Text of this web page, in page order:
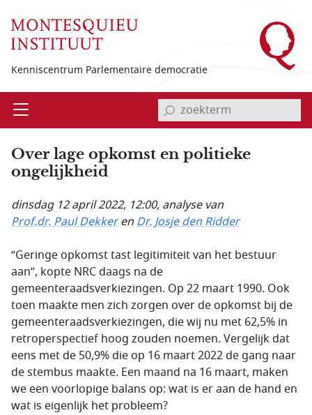
Kenniscentrum Parlementaire democratie
Open invoerveld zoekterm
Over lage opkomst en politieke
ongelijkheid
dinsdag 12 april 2022, 12:00, analyse van
Prof.dr. Paul DekkerenDr. Josje den Ridder
“Geringe opkomst tast legitimiteit van het bestuur
aan”, kopte NRC daags na de
gemeenteraadsverkiezingen. Op 22 maart 1990. Ook
toen maakte men zich zorgen over de opkomst bij de
gemeenteraadsverkiezingen, die wij nu met 62,5% in
retroperspectief hoog zouden noemen. Vergelijk dat
eens met de 50,9% die op 16 maart 2022 de gang naar
de stembus maakte. Een maand na 16 maart, maken
we een voorlopige balans op: wat is er aan de hand en
wat is eigenlijk het probleem?